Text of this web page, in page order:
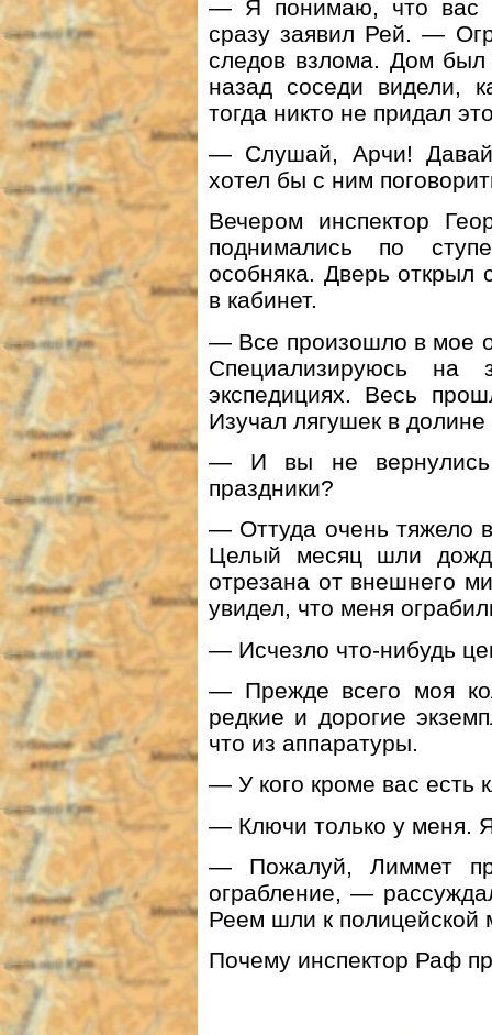
— Я понимаю, что вас
сразу заявил Рей. —
следов взлома. Дом был
назад соседи видели,
тогда никто не придал
— Слушай, Арчи!
хотел бы с ним
Вечером инспектор
поднимались по
особняка. Дверь открыл
в кабинет.
— Все произошло в мое
Специализируюсь
экспедициях. Весь
Изучал лягушек в
— И вы не вернулись
праздники?
— Оттуда очень тяжело
Целый месяц шли
отрезана от внешнего
увидел, что меня
— Исчезло что-нибудь
— Прежде всего моя
редкие и дорогие
что из аппаратуры.
— У кого кроме вас есть
— Ключи только у меня.
— Пожалуй, Лиммет
ограбление, —
Реем шли к полицейской
Почему инспектор Раф